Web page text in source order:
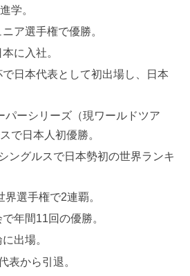
学。
ア選手権で優勝。
に入社。
日本代表として初出場し、日本
パーシリーズ（現ワールドツア
で日本人初優勝。
ングルスで日本勢初の世界ランキ
選手権で2連覇。
年間11回の優勝。
出場。
表から引退。